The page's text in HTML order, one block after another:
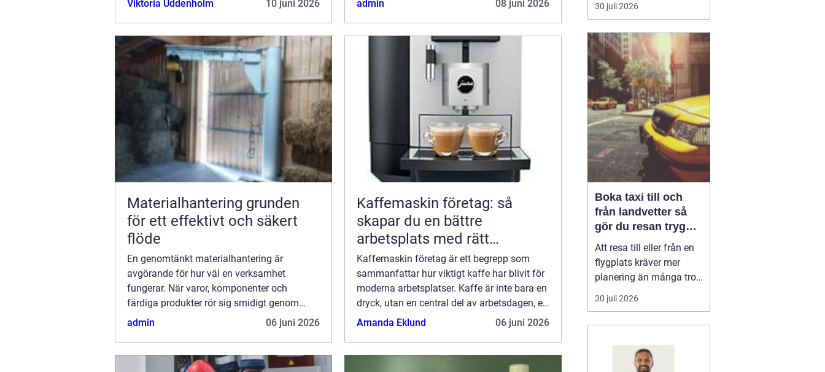
Viktoria Uddenholm 10 juni 2026 admin 08 juni 2026
Materialhantering grunden
för ett effektivt och säkert
flöde
En genomtänkt materialhantering är
avgörande för hur väl en verksamhet
fungerar. När varor, komponenter och
färdiga produkter rör sig smidigt genom
fabriken, lagret eller verkstaden ökar både
admin 06 juni 2026
Kaffemaskin företag: så
skapar du en bättre
arbetsplats med rätt
kaffelösning
Kaffemaskin företag är ett begrepp som
sammanfattar hur viktigt kaffe har blivit för
moderna arbetsplatser. Kaffe är inte bara en
dryck, utan en central del av arbetsdagen, en
naturlig mötpunkt och en tyst förmån som
Amanda Eklund 06 juni 2026
beslut.
ceremoni i någon av
Håbo församlings kyrkor
eller ka...
30 juli 2026
Boka taxi till och
från landvetter så
gör du resan trygg
och smidig
Att resa till eller från en
flygplats kräver mer
planering än många tror.
Flygtider, packning,
säkerhetskontroller och
När transporten till
flygplatsen dessutom
30 juli 2026